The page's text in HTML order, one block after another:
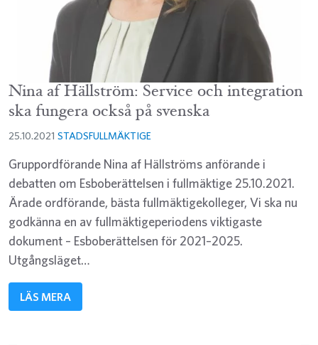
Nina af Hällström: Service och integration
ska fungera också på svenska
25.10.2021 STADSFULLMÄKTIGE
Gruppordförande Nina af Hällströms anförande i
debatten om Esboberättelsen i fullmäktige 25.10.2021.
Ärade ordförande, bästa fullmäktigekolleger, Vi ska nu
godkänna en av fullmäktigeperiodens viktigaste
dokument – Esboberättelsen för 2021–2025.
Utgångsläget…
LÄS MERA